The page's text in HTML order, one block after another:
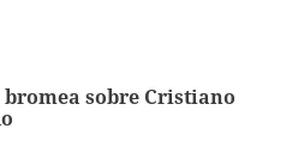
sobre Cristiano